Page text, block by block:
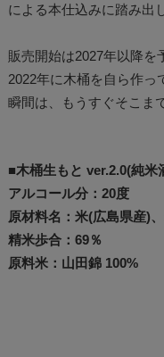
による本仕込みに踏み出
販売開始は2027年以降を
2022年に木桶を自ら作
瞬間は、もうすぐそこま
■木桶生もと ver.2.0(純米
アルコール分：20度
原材料名：米(広島県産)
精米歩合：69％
原料米：山田錦 100%